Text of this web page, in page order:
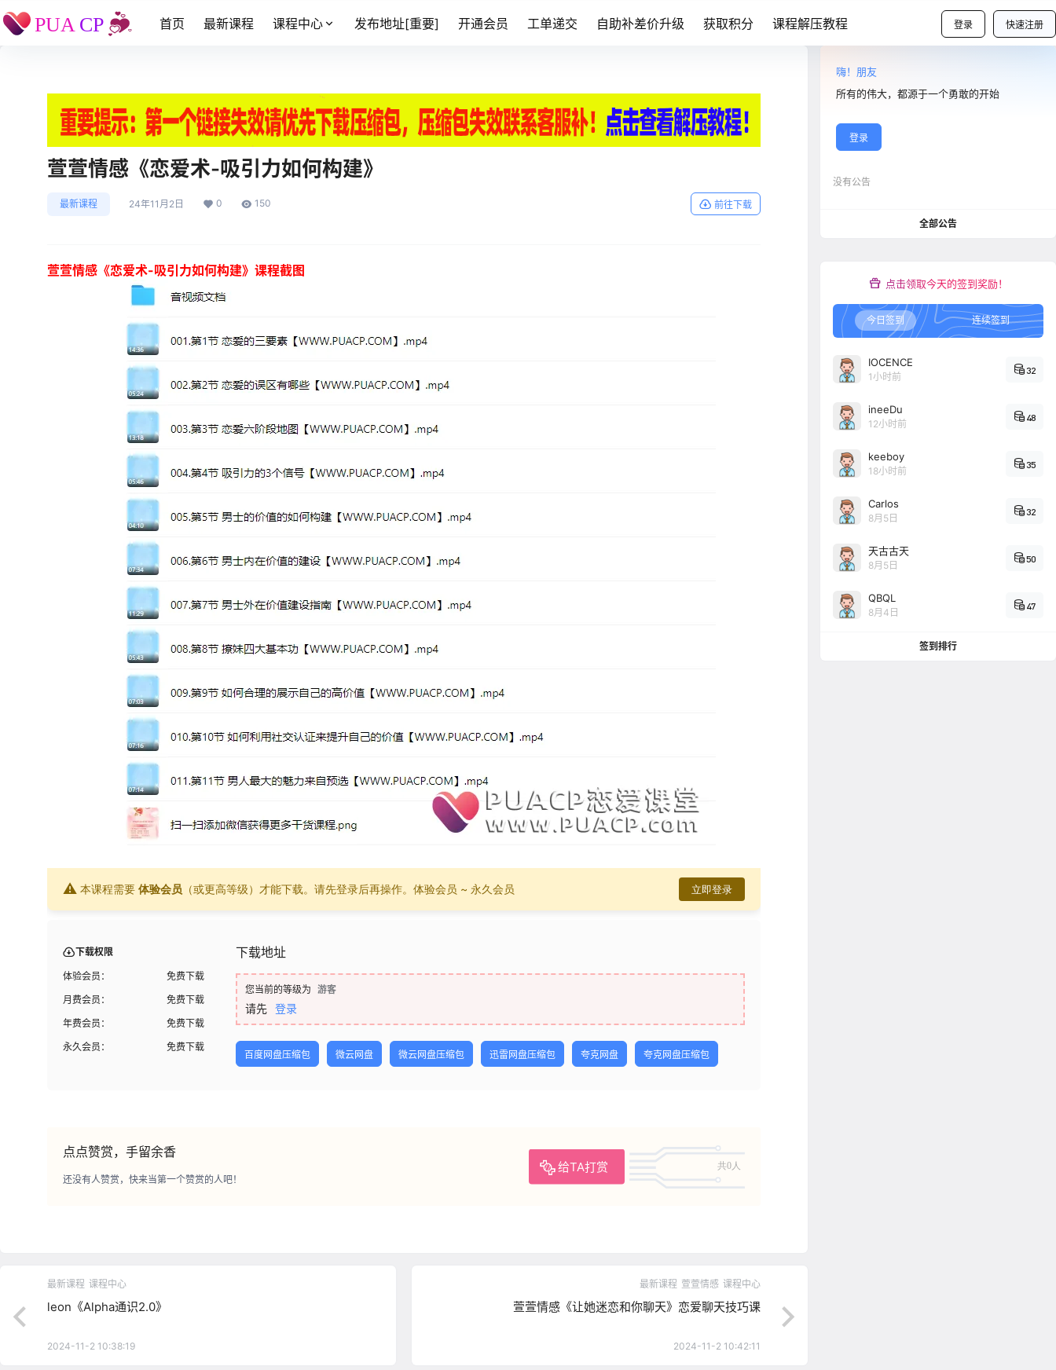
登录 快速注册
首页 最新课程 课程中心 发布地址[重要] 开通会员 工单递交 自助补差价升级 获取积分 课程解压教程
萱萱情感《恋爱术-吸引力如何构建》
最新课程 24年11月2日 0 150 前往下载
萱萱情感《恋爱术-吸引力如何构建》课程截图
⚠ 本课程需要 体验会员 （或更高等级）才能下载。请先登录后再操作。 体验会员 ~ 永久会员 立即登录
下载权限
体验会员：
免费下载
月费会员：
免费下载
年费会员：
免费下载
永久会员：
免费下载
下载地址
您当前的等级为 游客
请先 登录
百度网盘压缩包 微云网盘 微云网盘压缩包 迅雷网盘压缩包 夸克网盘 夸克网盘压缩包
点点赞赏，手留余香
给TA打赏 共0人
还没有人赞赏，快来当第一个赞赏的人吧！
最新课程 课程中心
leon《Alpha通识2.0》
2024-11-2 10:38:19
最新课程 萱萱情感 课程中心
萱萱情感《让她迷恋和你聊天》恋爱聊天技巧课
2024-11-2 10:42:11
嗨！朋友
所有的伟大，都源于一个勇敢的开始
登录
没有公告
全部公告
点击领取今天的签到奖励！
今日签到 连续签到
IOCENCE
1小时前
32
ineeDu
12小时前
48
keeboy
18小时前
35
Carlos
8月5日
32
天古古天
8月5日
50
QBQL
8月4日
47
签到排行